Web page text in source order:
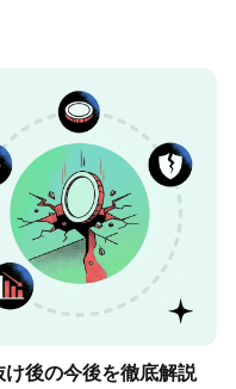
後の今後を徹底解説